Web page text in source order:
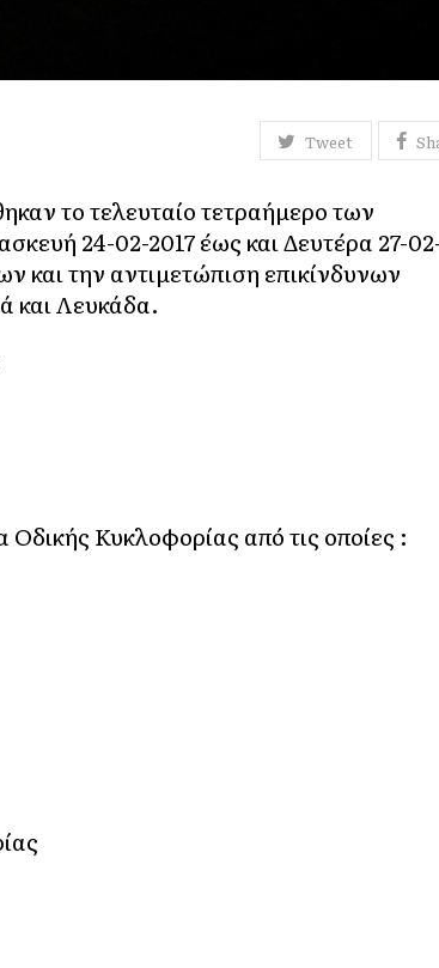
Tweet
το τελευταίο τετραήμερο των
24-02-2017 έως και Δευτέρα 27-
και την αντιμετώπιση επικίνδυνων
και Λευκάδα.
Κυκλοφορίας από τις οποίες :